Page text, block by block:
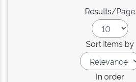
Results/Page
Sort items by
In order